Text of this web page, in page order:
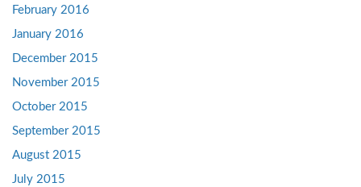
February 2016
January 2016
December 2015
November 2015
October 2015
September 2015
August 2015
July 2015